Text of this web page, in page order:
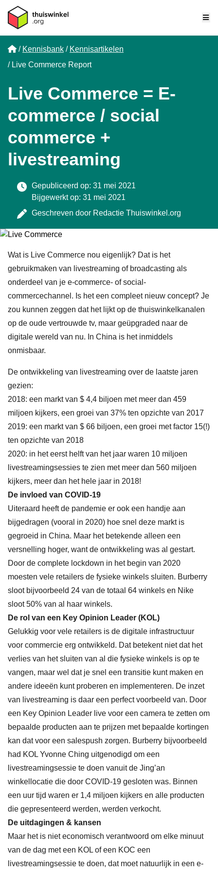
Home
Kennisbank
Kennisartikelen
Live Commerce Report
Live Commerce = E-
commerce / social
commerce +
livestreaming
Gepubliceerd op: 31 mei 2021
Bijgewerkt op: 31 mei 2021
Geschreven door Redactie Thuiswinkel.org
Wat is Live Commerce nou eigenlijk? Dat is het
gebruikmaken van livestreaming of broadcasting als
onderdeel van je e-commerce- of social-
commercechannel. Is het een compleet nieuw concept? Je
zou kunnen zeggen dat het lijkt op de thuiswinkelkanalen
op de oude vertrouwde tv, maar geüpgraded naar de
digitale wereld van nu. In China is het inmiddels
onmisbaar.
De ontwikkeling van livestreaming over de laatste jaren
gezien:
2018: een markt van $ 4,4 biljoen met meer dan 459
miljoen kijkers, een groei van 37% ten opzichte van 2017
2019: een markt van $ 66 biljoen, een groei met factor 15(!)
ten opzichte van 2018
2020: in het eerst helft van het jaar waren 10 miljoen
livestreamingsessies te zien met meer dan 560 miljoen
kijkers, meer dan het hele jaar in 2018!
De invloed van COVID-19
Uiteraard heeft de pandemie er ook een handje aan
bijgedragen (vooral in 2020) hoe snel deze markt is
gegroeid in China. Maar het betekende alleen een
versnelling hoger, want de ontwikkeling was al gestart.
Door de complete lockdown in het begin van 2020
moesten vele retailers de fysieke winkels sluiten. Burberry
sloot bijvoorbeeld 24 van de totaal 64 winkels en Nike
sloot 50% van al haar winkels.
De rol van een Key Opinion Leader (KOL)
Gelukkig voor vele retailers is de digitale infrastructuur
voor commercie erg ontwikkeld. Dat betekent niet dat het
verlies van het sluiten van al die fysieke winkels is op te
vangen, maar wel dat je snel een transitie kunt maken en
andere ideeën kunt proberen en implementeren. De inzet
van livestreaming is daar een perfect voorbeeld van. Door
een Key Opinion Leader live voor een camera te zetten om
bepaalde producten aan te prijzen met bepaalde kortingen
kan dat voor een salespush zorgen. Burberry bijvoorbeeld
had KOL Yvonne Ching uitgenodigd om een
livestreamingsessie te doen vanuit de Jing’an
winkellocatie die door COVID-19 gesloten was. Binnen
een uur tijd waren er 1,4 miljoen kijkers en alle producten
die gepresenteerd werden, werden verkocht.
De uitdagingen & kansen
Maar het is niet economisch verantwoord om elke minuut
van de dag met een KOL of een KOC een
livestreamingsessie te doen, dat moet natuurlijk in een e-